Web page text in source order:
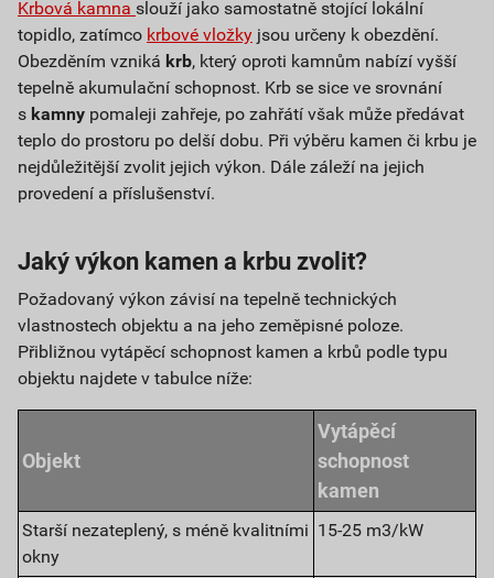
Krbová kamna slouží jako samostatně stojící lokální
topidlo, zatímco krbové vložky jsou určeny k obezdění.
Obezděním vzniká krb, který oproti kamnům nabízí vyšší
tepelně akumulační schopnost. Krb se sice ve srovnání
s kamny pomaleji zahřeje, po zahřátí však může předávat
teplo do prostoru po delší dobu. Při výběru kamen či krbu je
nejdůležitější zvolit jejich výkon. Dále záleží na jejich
provedení a příslušenství.
Jaký výkon kamen a krbu zvolit?
Požadovaný výkon závisí na tepelně technických
vlastnostech objektu a na jeho zeměpisné poloze.
Přibližnou vytápěcí schopnost kamen a krbů podle typu
objektu najdete v tabulce níže:
Objekt
Vytápěcí
schopnost
kamen
Starší nezateplený, s méně kvalitními
okny
15-25 m3/kW